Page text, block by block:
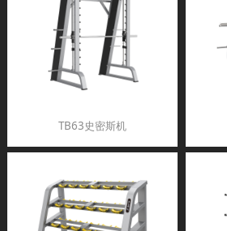
TB63史密斯机